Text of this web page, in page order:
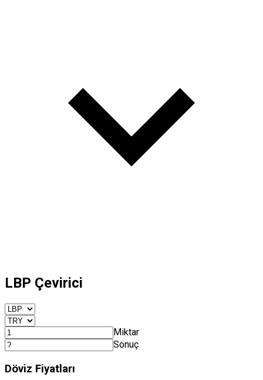
LBP Çevirici
Miktar
Sonuç
Döviz Fiyatları